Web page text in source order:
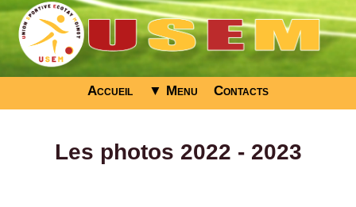
Accueil ▼ Menu Contacts
Les photos 2022 - 2023